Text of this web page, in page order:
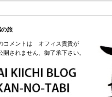
旅
コメントは オフィス貴貴が
開されません。御了承下さい。